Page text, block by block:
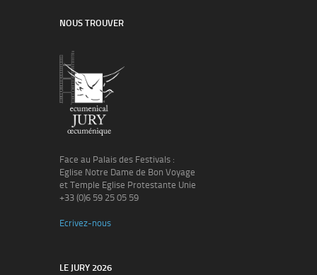
NOUS TROUVER
Face au Palais des Festivals :
Eglise Notre Dame de Bon Voyage
et Temple Eglise Protestante Unie
+33 (0)6 59 25 05 59
Ecrivez-nous
LE JURY 2026